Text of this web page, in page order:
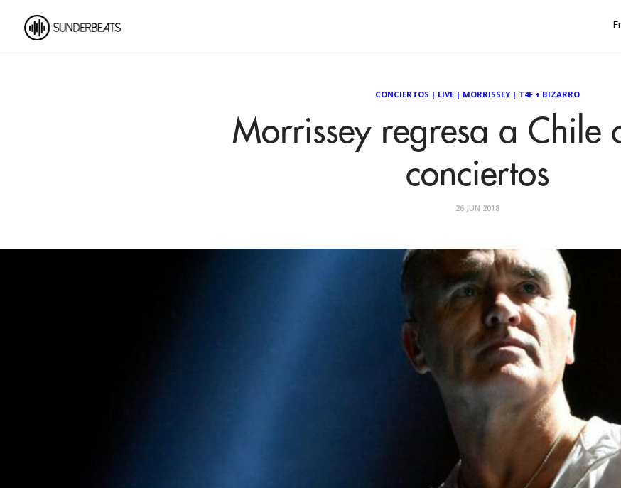
CONCIERTOS | LIVE | MORRISSEY| T4F + BIZARRO
Morrissey regresa a Chile
conciertos
26 JUN 2018